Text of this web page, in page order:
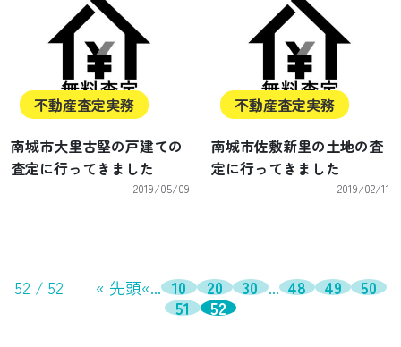
不動産査定実務
南城市大里古堅の戸建ての
査定に行ってきました
2019/05/09
不動産査定実務
南城市佐敷新里の土地の査
定に行ってきました
2019/02/11
52 / 52 « 先頭«... 10 20 30 ... 48 49
50
51
52